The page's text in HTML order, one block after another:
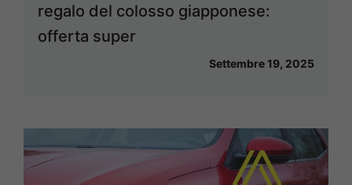
regalo del colosso giapponese:
offerta super
Settembre 19, 2025